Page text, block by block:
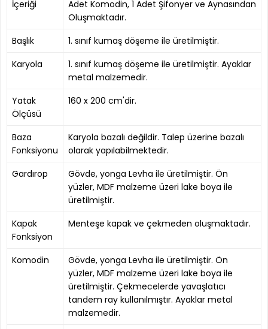
İçeriği
Adet Komodin, 1 Adet Şifonyer ve Aynasından
Oluşmaktadır.
Başlık
1. sınıf kumaş döşeme ile üretilmiştir.
Karyola
1. sınıf kumaş döşeme ile üretilmiştir. Ayaklar
metal malzemedir.
Yatak
Ölçüsü
160 x 200 cm'dir.
Baza
Fonksiyonu
Karyola bazalı değildir. Talep üzerine bazalı
olarak yapılabilmektedir.
Gardırop
Gövde, yonga Levha ile üretilmiştir. Ön
yüzler, MDF malzeme üzeri lake boya ile
üretilmiştir.
Kapak
Fonksiyon
Menteşe kapak ve çekmeden oluşmaktadır.
Komodin
Gövde, yonga Levha ile üretilmiştir. Ön
yüzler, MDF malzeme üzeri lake boya ile
üretilmiştir. Çekmecelerde yavaşlatıcı
tandem ray kullanılmıştır. Ayaklar metal
malzemedir.